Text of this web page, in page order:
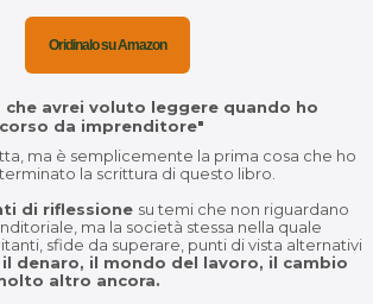
Oridinalo su Amazon
avrei voluto leggere quando ho
da imprenditore"
ma è semplicemente la prima cosa che ho
la scrittura di questo libro.
di riflessione su temi che non riguardano
ma la società stessa nella quale
sfide da superare, punti di vista alternativi
il denaro, il mondo del lavoro, il cambio
altro ancora.